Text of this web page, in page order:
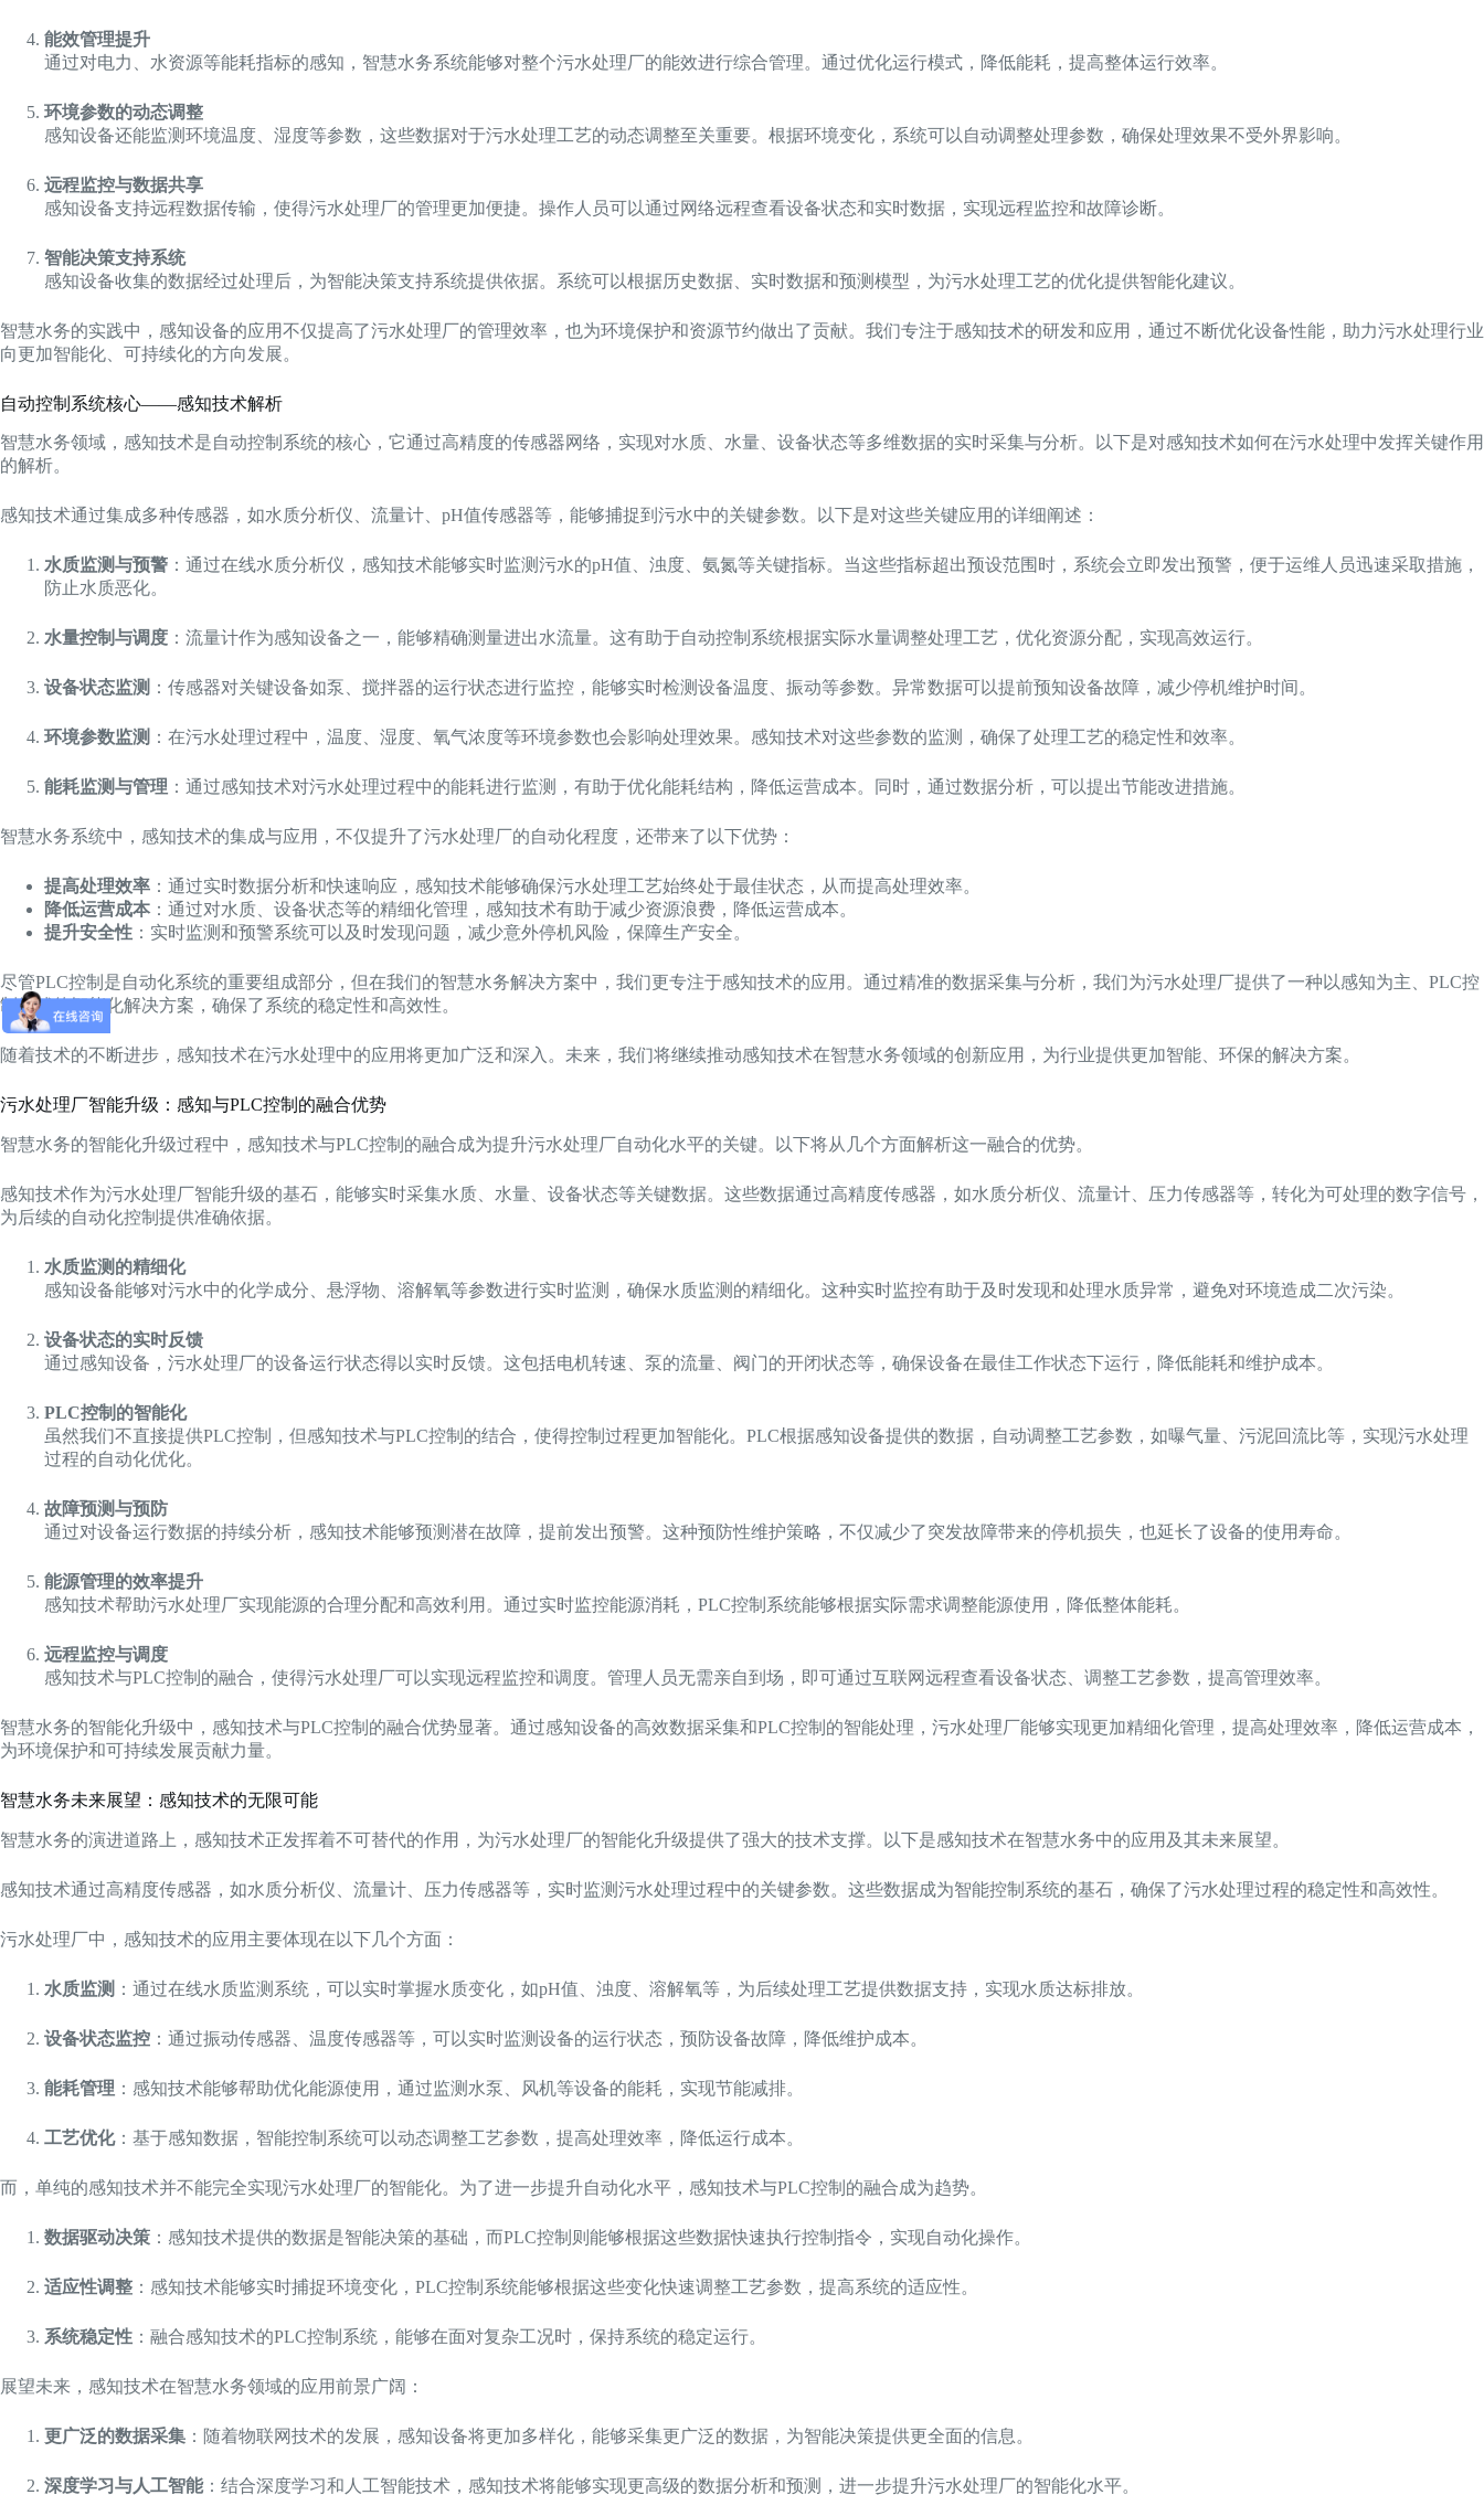
能效管理提升
通过对电力、水资源等能耗指标的感知，智慧水务系统能够对整个污水处理厂的能效进行综合管理。通过优化运行模式，降低能耗，提高整体运行效率。
环境参数的动态调整
感知设备还能监测环境温度、湿度等参数，这些数据对于污水处理工艺的动态调整至关重要。根据环境变化，系统可以自动调整处理参数，确保处理效果不受外界影响。
远程监控与数据共享
感知设备支持远程数据传输，使得污水处理厂的管理更加便捷。操作人员可以通过网络远程查看设备状态和实时数据，实现远程监控和故障诊断。
智能决策支持系统
感知设备收集的数据经过处理后，为智能决策支持系统提供依据。系统可以根据历史数据、实时数据和预测模型，为污水处理工艺的优化提供智能化建议。
智慧水务的实践中，感知设备的应用不仅提高了污水处理厂的管理效率，也为环境保护和资源节约做出了贡献。我们专注于感知技术的研发和应用，通过不断优化设备性能，助力污水处理行业
向更加智能化、可持续化的方向发展。
自动控制系统核心——感知技术解析
智慧水务领域，感知技术是自动控制系统的核心，它通过高精度的传感器网络，实现对水质、水量、设备状态等多维数据的实时采集与分析。以下是对感知技术如何在污水处理中发挥关键作用
的解析。
感知技术通过集成多种传感器，如水质分析仪、流量计、pH值传感器等，能够捕捉到污水中的关键参数。以下是对这些关键应用的详细阐述：
水质监测与预警 ：通过在线水质分析仪，感知技术能够实时监测污水的pH值、浊度、氨氮等关键指标。当这些指标超出预设范围时，系统会立即发出预警，便于运维人员迅速采取措施，
防止水质恶化。
水量控制与调度 ：流量计作为感知设备之一，能够精确测量进出水流量。这有助于自动控制系统根据实际水量调整处理工艺，优化资源分配，实现高效运行。
设备状态监测 ：传感器对关键设备如泵、搅拌器的运行状态进行监控，能够实时检测设备温度、振动等参数。异常数据可以提前预知设备故障，减少停机维护时间。
环境参数监测 ：在污水处理过程中，温度、湿度、氧气浓度等环境参数也会影响处理效果。感知技术对这些参数的监测，确保了处理工艺的稳定性和效率。
能耗监测与管理 ：通过感知技术对污水处理过程中的能耗进行监测，有助于优化能耗结构，降低运营成本。同时，通过数据分析，可以提出节能改进措施。
智慧水务系统中，感知技术的集成与应用，不仅提升了污水处理厂的自动化程度，还带来了以下优势：
提高处理效率 ：通过实时数据分析和快速响应，感知技术能够确保污水处理工艺始终处于最佳状态，从而提高处理效率。
降低运营成本 ：通过对水质、设备状态等的精细化管理，感知技术有助于减少资源浪费，降低运营成本。
提升安全性 ：实时监测和预警系统可以及时发现问题，减少意外停机风险，保障生产安全。
尽管PLC控制是自动化系统的重要组成部分，但在我们的智慧水务解决方案中，我们更专注于感知技术的应用。通过精准的数据采集与分析，我们为污水处理厂提供了一种以感知为主、PLC控
制为辅的智能化解决方案，确保了系统的稳定性和高效性。
随着技术的不断进步，感知技术在污水处理中的应用将更加广泛和深入。未来，我们将继续推动感知技术在智慧水务领域的创新应用，为行业提供更加智能、环保的解决方案。
污水处理厂智能升级：感知与PLC控制的融合优势
智慧水务的智能化升级过程中，感知技术与PLC控制的融合成为提升污水处理厂自动化水平的关键。以下将从几个方面解析这一融合的优势。
感知技术作为污水处理厂智能升级的基石，能够实时采集水质、水量、设备状态等关键数据。这些数据通过高精度传感器，如水质分析仪、流量计、压力传感器等，转化为可处理的数字信号，
为后续的自动化控制提供准确依据。
水质监测的精细化
感知设备能够对污水中的化学成分、悬浮物、溶解氧等参数进行实时监测，确保水质监测的精细化。这种实时监控有助于及时发现和处理水质异常，避免对环境造成二次污染。
设备状态的实时反馈
通过感知设备，污水处理厂的设备运行状态得以实时反馈。这包括电机转速、泵的流量、阀门的开闭状态等，确保设备在最佳工作状态下运行，降低能耗和维护成本。
PLC控制的智能化
虽然我们不直接提供PLC控制，但感知技术与PLC控制的结合，使得控制过程更加智能化。PLC根据感知设备提供的数据，自动调整工艺参数，如曝气量、污泥回流比等，实现污水处理
过程的自动化优化。
故障预测与预防
通过对设备运行数据的持续分析，感知技术能够预测潜在故障，提前发出预警。这种预防性维护策略，不仅减少了突发故障带来的停机损失，也延长了设备的使用寿命。
能源管理的效率提升
感知技术帮助污水处理厂实现能源的合理分配和高效利用。通过实时监控能源消耗，PLC控制系统能够根据实际需求调整能源使用，降低整体能耗。
远程监控与调度
感知技术与PLC控制的融合，使得污水处理厂可以实现远程监控和调度。管理人员无需亲自到场，即可通过互联网远程查看设备状态、调整工艺参数，提高管理效率。
智慧水务的智能化升级中，感知技术与PLC控制的融合优势显著。通过感知设备的高效数据采集和PLC控制的智能处理，污水处理厂能够实现更加精细化管理，提高处理效率，降低运营成本，
为环境保护和可持续发展贡献力量。
智慧水务未来展望：感知技术的无限可能
智慧水务的演进道路上，感知技术正发挥着不可替代的作用，为污水处理厂的智能化升级提供了强大的技术支撑。以下是感知技术在智慧水务中的应用及其未来展望。
感知技术通过高精度传感器，如水质分析仪、流量计、压力传感器等，实时监测污水处理过程中的关键参数。这些数据成为智能控制系统的基石，确保了污水处理过程的稳定性和高效性。
污水处理厂中，感知技术的应用主要体现在以下几个方面：
水质监测 ：通过在线水质监测系统，可以实时掌握水质变化，如pH值、浊度、溶解氧等，为后续处理工艺提供数据支持，实现水质达标排放。
设备状态监控 ：通过振动传感器、温度传感器等，可以实时监测设备的运行状态，预防设备故障，降低维护成本。
能耗管理 ：感知技术能够帮助优化能源使用，通过监测水泵、风机等设备的能耗，实现节能减排。
工艺优化：基于感知数据，智能控制系统可以动态调整工艺参数，提高处理效率，降低运行成本。
而，单纯的感知技术并不能完全实现污水处理厂的智能化。为了进一步提升自动化水平，感知技术与PLC控制的融合成为趋势。
数据驱动决策 ：感知技术提供的数据是智能决策的基础，而PLC控制则能够根据这些数据快速执行控制指令，实现自动化操作。
适应性调整 ：感知技术能够实时捕捉环境变化，PLC控制系统能够根据这些变化快速调整工艺参数，提高系统的适应性。
系统稳定性 ：融合感知技术的PLC控制系统，能够在面对复杂工况时，保持系统的稳定运行。
展望未来，感知技术在智慧水务领域的应用前景广阔：
更广泛的数据采集 ：随着物联网技术的发展，感知设备将更加多样化，能够采集更广泛的数据，为智能决策提供更全面的信息。
深度学习与人工智能：结合深度学习和人工智能技术，感知技术将能够实现更高级的数据分析和预测，进一步提升污水处理厂的智能化水平。